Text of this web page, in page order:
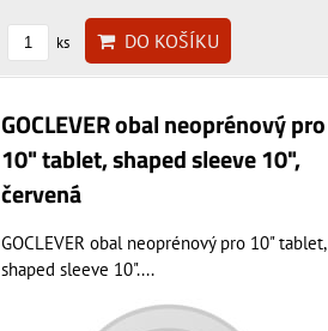
ks DO KOŠÍKU
GOCLEVER obal neoprénový pro
10" tablet, shaped sleeve 10",
červená
GOCLEVER obal neoprénový pro 10" tablet,
shaped sleeve 10"....